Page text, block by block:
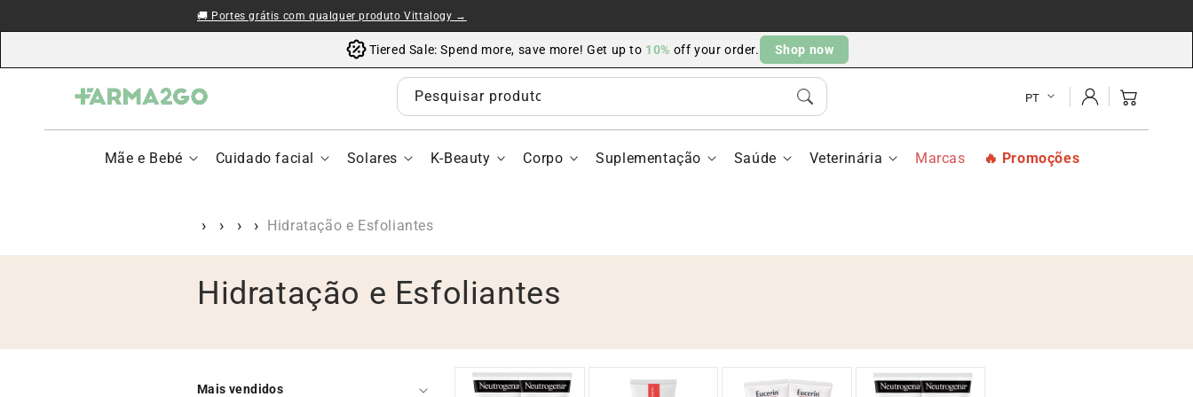
🚚 Portes grátis com qualquer produto Vittalogy →
Tiered Sale: Spend more, save more! Get up to 10% off your order. Shop now
Pesquisar produtos, marcas ou categorias…
Mãe e Bebé Cuidado facial Solares K-Beauty Corpo Suplementação Saúde Veterinária Marcas Promoções
PT
Iniciar
sesión
Carrito
Hidratação e Esfoliantes
C
Hidratação e Esfoliantes